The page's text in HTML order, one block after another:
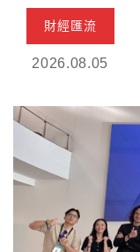
財經匯流
2026.08.05